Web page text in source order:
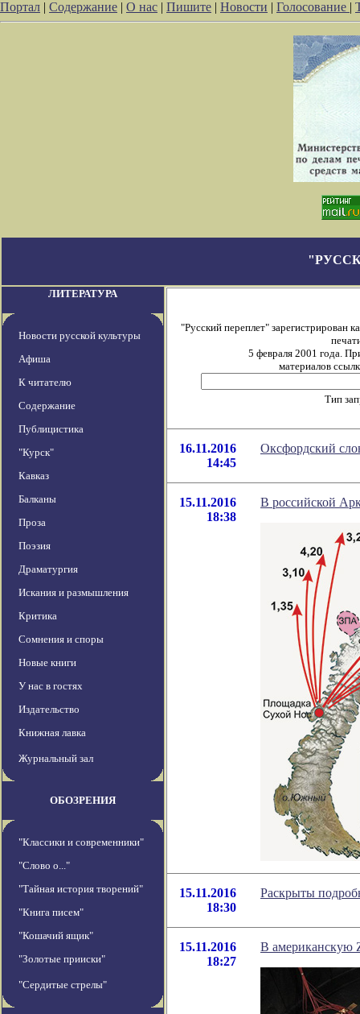
Портал | Содержание | О нас | Пишите | Новости | Голосование |
ЛИТЕРАТУРА
Новости русской культуры
Афиша
К читателю
Содержание
Публицистика
"Курск"
Кавказ
Балканы
Проза
Поэзия
Драматургия
Искания и размышления
Критика
Сомнения и споры
Новые книги
У нас в гостях
Издательство
Книжная лавка
Журнальный зал
ОБОЗРЕНИЯ
"Классики и современники"
"Слово о..."
"Тайная история творений"
"Книга писем"
"Кошачий ящик"
"Золотые прииски"
"Сердитые стрелы"
"Русский переплет" зарегистрирован
5 февраля 2001 года.
материалов
Тип
16.11.2016
14:45
Оксфордский
15.11.2016
18:38
В российской
15.11.2016
18:30
Раскрыты
15.11.2016
18:27
В американскую